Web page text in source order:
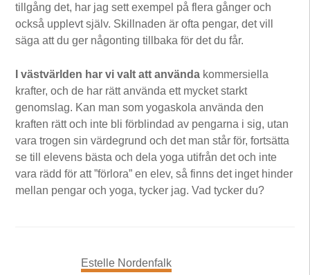
tillgång det, har jag sett exempel på flera gånger och
också upplevt själv. Skillnaden är ofta pengar, det vill
säga att du ger någonting tillbaka för det du får.
I västvärlden har vi valt att använda kommersiella
krafter, och de har rätt använda ett mycket starkt
genomslag. Kan man som yogaskola använda den
kraften rätt och inte bli förblindad av pengarna i sig, utan
vara trogen sin värdegrund och det man står för, fortsätta
se till elevens bästa och dela yoga utifrån det och inte
vara rädd för att ”förlora” en elev, så finns det inget hinder
mellan pengar och yoga, tycker jag. Vad tycker du?
Estelle Nordenfalk